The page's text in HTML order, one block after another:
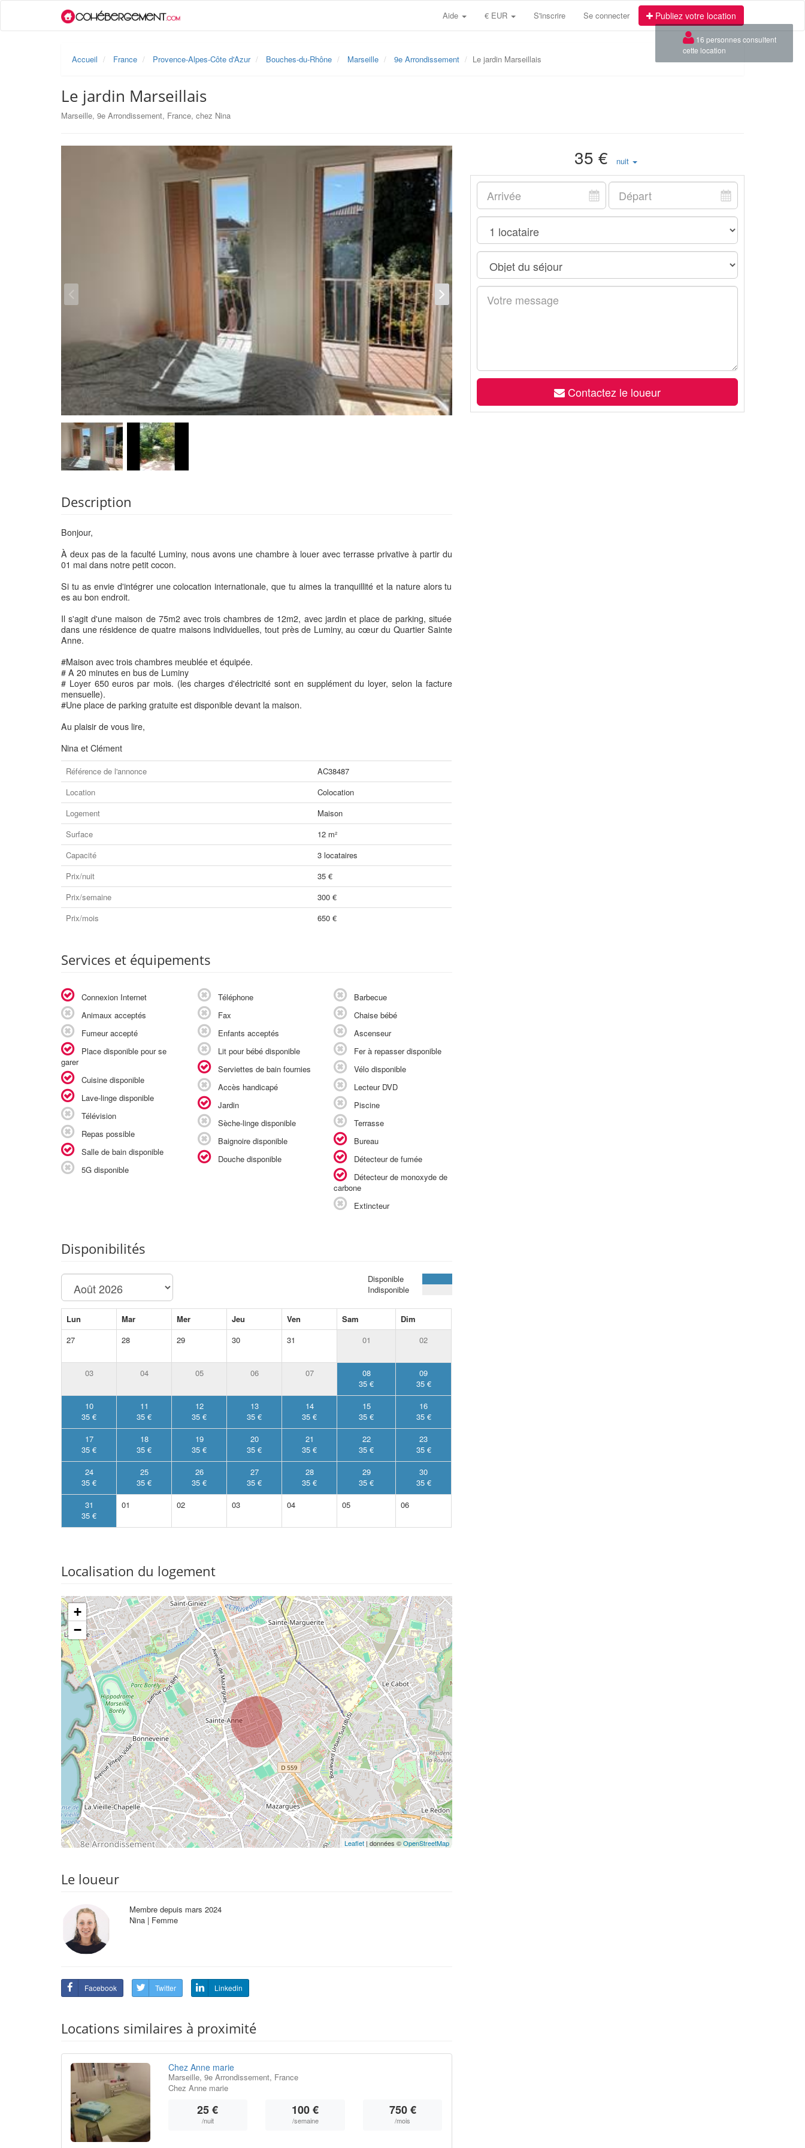
Aide € EUR S'inscrire Se connecter Publiez votre location
Accueil France Provence-Alpes-Côte d'Azur Bouches-du-Rhône Marseille 9e Arrondissement Le jardin Marseillais
Le jardin Marseillais
Marseille, 9e Arrondissement, France, chez Nina
35 € nuit
Contactez le loueur
Description
Bonjour,
À deux pas de la faculté Luminy, nous avons une chambre à louer avec terrasse privative à partir du
01 mai dans notre petit cocon.
Si tu as envie d'intégrer une colocation internationale, que tu aimes la tranquillité et la nature alors tu
es au bon endroit.
Il s'agit d'une maison de 75m2 avec trois chambres de 12m2, avec jardin et place de parking, située
dans une résidence de quatre maisons individuelles, tout près de Luminy, au cœur du Quartier Sainte
Anne.
#Maison avec trois chambres meublée et équipée.
# A 20 minutes en bus de Luminy
# Loyer 650 euros par mois. (les charges d'électricité sont en supplément du loyer, selon la facture
mensuelle).
#Une place de parking gratuite est disponible devant la maison.
Au plaisir de vous lire,
Nina et Clément
Référence de l'annonce
AC38487
Location
Colocation
Logement
Maison
Surface
12 m²
Capacité
3 locataires
Prix/nuit
35 €
Prix/semaine
300 €
Prix/mois
650 €
Services et équipements
Connexion Internet
Animaux acceptés
Fumeur accepté
Place disponible pour se
garer
Cuisine disponible
Lave-linge disponible
Télévision
Repas possible
Salle de bain disponible
5G disponible
Téléphone
Fax
Enfants acceptés
Lit pour bébé disponible
Serviettes de bain fournies
Accès handicapé
Jardin
Sèche-linge disponible
Baignoire disponible
Douche disponible
Barbecue
Chaise bébé
Ascenseur
Fer à repasser disponible
Vélo disponible
Lecteur DVD
Piscine
Terrasse
Bureau
Détecteur de fumée
Détecteur de monoxyde de
carbone
Extincteur
Disponibilités
Disponible
Indisponible
Lun Mar Mer Jeu Ven Sam
Dim
27
28 29 30 31 01 02
03 04 05 06 07
08
35 €
09
35 €
10
35 €
11
35 €
12
35 €
13
35 €
14
35 €
15
35 €
16
35 €
17
35 €
18
35 €
19
35 €
20
35 €
21
35 €
22
35 €
23
35 €
24
35 €
25
35 €
26
35 €
27
35 €
28
35 €
29
35 €
30
35 €
31
35 €
01 02 03 04 05 06
Localisation du logement
+
−
Leaflet| données ©OpenStreetMap
Le loueur
Membre depuis mars 2024
Nina | Femme
Facebook Twitter Linkedin
Locations similaires à proximité
Chez Anne marie
Marseille, 9e Arrondissement, France
Chez Anne marie
25 €
/nuit
100 €
/semaine
750 €
/mois
×
16 personnes consultent
cette location